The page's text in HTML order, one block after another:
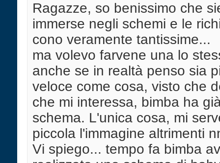
Ragazze, so benissimo che
immerse negli schemi e le
cono veramente tantissime...
ma volevo farvene una lo
anche se in realtà penso sia
veloce come cosa, visto che
che mi interessa, bimba ha
schema. L'unica cosa, mi
piccola l'immagine altrimenti
Vi spiego... tempo fa bimba